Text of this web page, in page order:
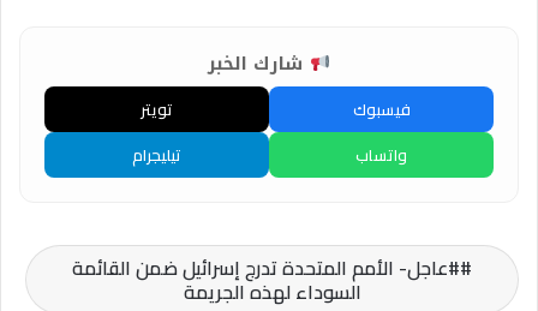
شارك الخبر
فيسبوك
تويتر
واتساب
تيليجرام
#عاجل- الأمم المتحدة تدرج إسرائيل ضمن القائمة
السوداء لهذه الجريمة